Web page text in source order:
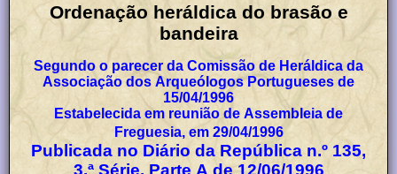
Ordenação heráldica do brasão e
bandeira
Segundo o parecer da Comissão de Heráldica da
Associação dos Arqueólogos Portugueses de
15/04/1996
Estabelecida em reunião de Assembleia de
Freguesia, em 29/04/1996
Publicada no Diário da República n.º 135,
3.ª Série, Parte A de 12/06/1996